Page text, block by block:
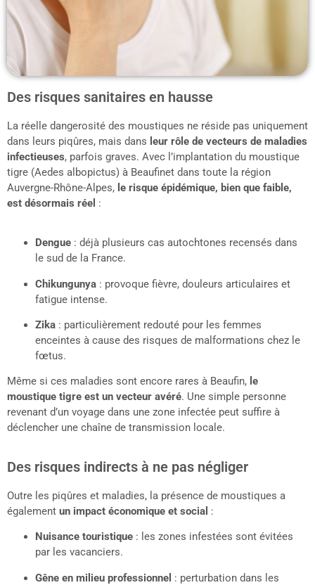
Des risques sanitaires en hausse
La réelle dangerosité des moustiques ne réside pas uniquement
dans leurs piqûres, mais dans leur rôle de vecteurs de maladies
infectieuses, parfois graves. Avec l’implantation du moustique
tigre (Aedes albopictus) à Beaufinet dans toute la région
Auvergne-Rhône-Alpes, le risque épidémique, bien que faible,
est désormais réel :
Dengue : déjà plusieurs cas autochtones recensés dans
le sud de la France.
Chikungunya : provoque fièvre, douleurs articulaires et
fatigue intense.
Zika : particulièrement redouté pour les femmes
enceintes à cause des risques de malformations chez le
fœtus.
Même si ces maladies sont encore rares à Beaufin, le
moustique tigre est un vecteur avéré. Une simple personne
revenant d’un voyage dans une zone infectée peut suffire à
déclencher une chaîne de transmission locale.
Des risques indirects à ne pas négliger
Outre les piqûres et maladies, la présence de moustiques a
également un impact économique et social :
Nuisance touristique : les zones infestées sont évitées
par les vacanciers.
Gêne en milieu professionnel : perturbation dans les